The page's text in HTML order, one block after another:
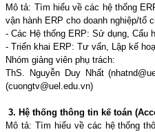
Mô tả: Tìm hiểu về các hệ thống
vận hành ERP cho doanh nghiệp/tổ
- Các Hệ thống ERP: Sử dụng, Cấu
- Triển khai ERP: Tư vấn, Lập kế
Nhóm giảng viên phụ trách:
ThS. Nguyễn Duy Nhất
(cuongtv@uel.edu.vn)
3. Hệ thống thông tin kế toán
Mô tả: Tìm hiểu về các hệ thống